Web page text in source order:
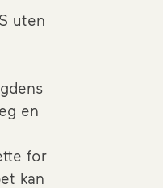
uten
en
for
kan